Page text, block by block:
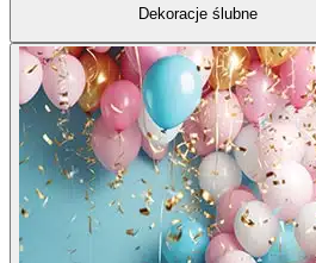
Dekoracje ślubne